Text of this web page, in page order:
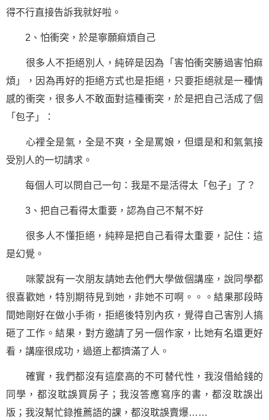
得不行直接告訴我就好啦。
2、怕衝突，於是寧願痲煩自己
很多人不拒絕別人，純碎是因為「害怕衝突勝過害怕痲
煩」，因為再好的拒絕方式也是拒絕，只要拒絕就是一種情
感的衝突，很多人不敢面對這種衝突，於是把自己活成了個
「包子」：
心裡全是氣，全是不爽，全是罵娘，但還是和和氣氣接
受別人的一切請求。
每個人可以問自己一句：我是不是活得太「包子」了？
3、把自己看得太重要，認為自己不幫不好
很多人不懂拒絕，純粹是把自己看得太重要，記住：這
是幻覺。
咪蒙說有一次朋友請她去他們大學做個講座，說同學都
很喜歡她，特別期待見到她，非她不可啊。。。結果那段時
間她剛好在做小手術，拒絕後特別內疚，覺得自己害別人搞
砸了工作。結果，對方邀請了另一個作家，比她有名還更好
看，講座很成功 ，過道上都擠滿了人。
確實，我們都沒有這麼高的不可替代性，我沒借給錢的
同學，都沒耽誤買房子；我沒答應寫序的書，都沒耽誤出
版；我沒幫忙錄推薦語的課，都沒耽誤賣爆……